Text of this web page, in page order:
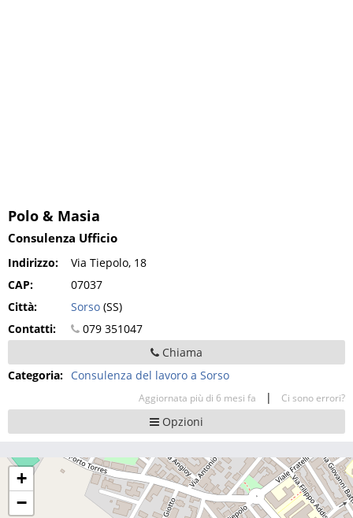
Polo & Masia
Consulenza Ufficio
Indirizzo:
Via Tiepolo, 18
CAP:
07037
Città:
Sorso (SS)
Contatti:
079 351047
Chiama
Categoria: Consulenza del lavoro a Sorso
Aggiornata più di 6 mesi fa | Ci sono errori?
Opzioni
+
−